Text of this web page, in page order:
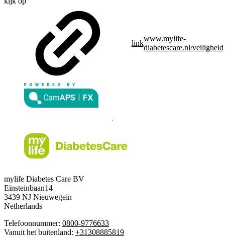
link
www.mylife-
diabetescare.nl/veiligheid
mylife Diabetes Care BV
Einsteinbaan14
3439 NJ Nieuwegein
Netherlands
Telefoonnummer: 0800-9776633
Vanuit het buitenland: +31308885819